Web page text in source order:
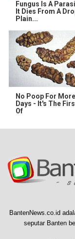
Fungus Is A
It Dies From A
Plain...
No Poop For
Days - It's The
Of
BantenNews.co.id
seputar Banten